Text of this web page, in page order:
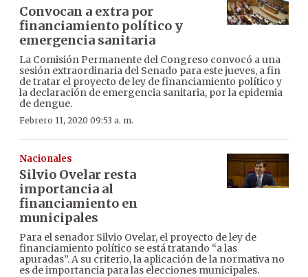
Convocan a extra por
financiamiento político y
emergencia sanitaria
La Comisión Permanente del Congreso convocó a una
sesión extraordinaria del Senado para este jueves, a fin
de tratar el proyecto de ley de financiamiento político y
la declaración de emergencia sanitaria, por la epidemia
de dengue.
Febrero 11, 2020 09:53 a. m.
Nacionales
Silvio Ovelar resta
importancia al
financiamiento en
municipales
Para el senador Silvio Ovelar, el proyecto de ley de
financiamiento político se está tratando “a las
apuradas”. A su criterio, la aplicación de la normativa no
es de importancia para las elecciones municipales.